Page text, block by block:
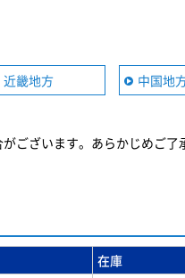
近畿地方 中国地
ございます。あらかじめご了
在庫